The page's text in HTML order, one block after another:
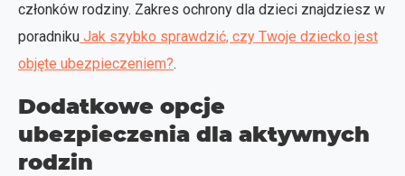
członków rodziny. Zakres ochrony dla dzieci znajdziesz w
poradniku Jak szybko sprawdzić, czy Twoje dziecko jest
objęte ubezpieczeniem?.
Dodatkowe opcje
ubezpieczenia dla aktywnych
rodzin